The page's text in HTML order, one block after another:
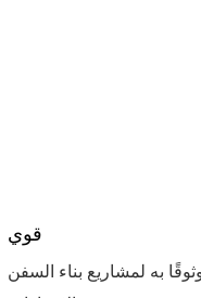
قوي
به لمشاريع بناء السفن